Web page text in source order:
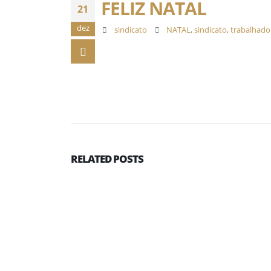
21
dez
FELIZ NATAL
sindicato NATAL,sindicato,
RELATEDPOSTS